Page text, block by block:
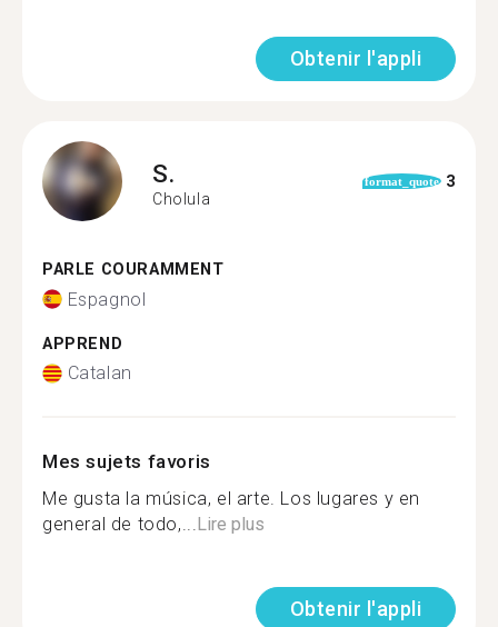
Obtenir l'appli
S.
Cholula
format_quote 3
PARLE COURAMMENT
Espagnol
APPREND
Catalan
Mes sujets favoris
Me gusta la música, el arte. Los lugares y en
general de todo,...Lire plus
Obtenir l'appli